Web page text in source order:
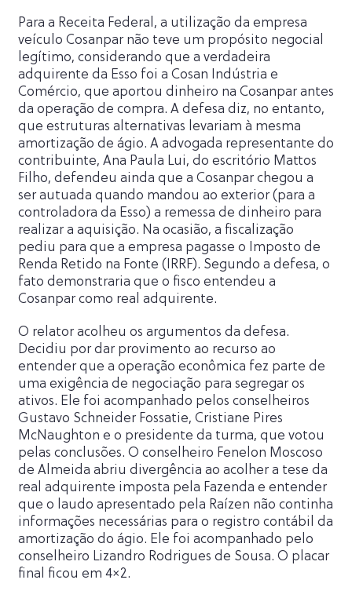
Para a Receita Federal, a utilização da empresa
veículo Cosanpar não teve um propósito negocial
legítimo, considerando que a verdadeira
adquirente da Esso foi a Cosan Indústria e
Comércio, que aportou dinheiro na Cosanpar antes
da operação de compra. A defesa diz, no entanto,
que estruturas alternativas levariam à mesma
amortização de ágio. A advogada representante do
contribuinte, Ana Paula Lui, do escritório Mattos
Filho, defendeu ainda que a Cosanpar chegou a
ser autuada quando mandou ao exterior (para a
controladora da Esso) a remessa de dinheiro para
realizar a aquisição. Na ocasião, a fiscalização
pediu para que a empresa pagasse o Imposto de
Renda Retido na Fonte (IRRF). Segundo a defesa, o
fato demonstraria que o fisco entendeu a
Cosanpar como real adquirente.
O relator acolheu os argumentos da defesa.
Decidiu por dar provimento ao recurso ao
entender que a operação econômica fez parte de
uma exigência de negociação para segregar os
ativos. Ele foi acompanhado pelos conselheiros
Gustavo Schneider Fossatie, Cristiane Pires
McNaughton e o presidente da turma, que votou
pelas conclusões. O conselheiro Fenelon Moscoso
de Almeida abriu divergência ao acolher a tese da
real adquirente imposta pela Fazenda e entender
que o laudo apresentado pela Raízen não continha
informações necessárias para o registro contábil da
amortização do ágio. Ele foi acompanhado pelo
conselheiro Lizandro Rodrigues de Sousa. O placar
final ficou em 4×2.